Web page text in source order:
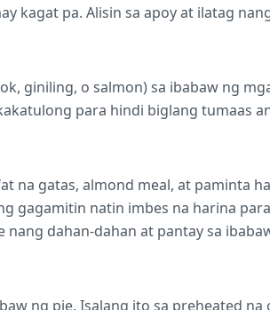
kagat pa. Alisin sa apoy at ilatag
giniling, o salmon) sa ibabaw ng
para hindi biglang tumaas
na gatas, almond meal, at paminta
gagamitin natin imbes na harina
dahan-dahan at pantay sa
ng pie. Isalang ito sa preheated na